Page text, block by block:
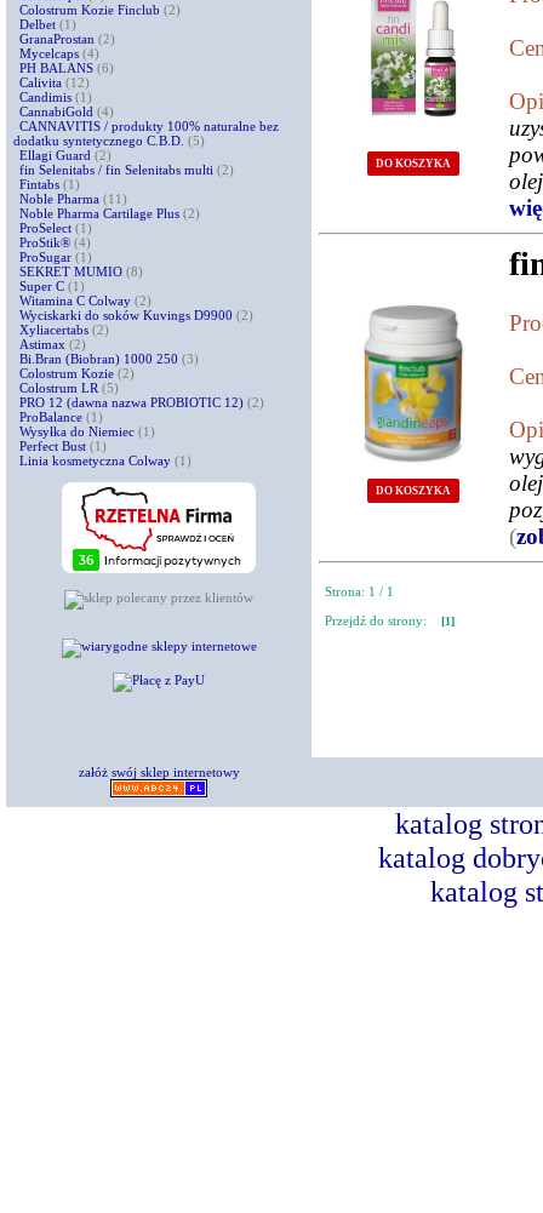
Colostrum Kozie Finclub (2)
Delbet (1)
GranaProstan (2)
Mycelcaps (4)
PH BALANS (6)
Calivita (12)
Candimis (1)
CannabiGold (4)
CANNAVITIS / produkty 100% naturalne bez
dodatku syntetycznego C.B.D. (5)
Ellagi Guard (2)
fin Selenitabs / fin Selenitabs multi (2)
Fintabs (1)
Noble Pharma (11)
Noble Pharma Cartilage Plus (2)
ProSelect (1)
ProStik® (4)
ProSugar (1)
SEKRET MUMIO (8)
Super C (1)
Witamina C Colway (2)
Wyciskarki do soków Kuvings D9900 (2)
Xyliacertabs (2)
Astimax (2)
Bi.Bran (Biobran) 1000 250 (3)
Colostrum Kozie (2)
Colostrum LR (5)
PRO 12 (dawna nazwa PROBIOTIC 12) (2)
ProBalance (1)
Wysyłka do Niemiec (1)
Perfect Bust (1)
Linia kosmetyczna Colway (1)
DO KOSZYKA
DO KOSZYKA
(
Strona: 1 / 1
Przejdź do strony:
[1]
załóż swój sklep internetowy
katalog
katalog
katalog